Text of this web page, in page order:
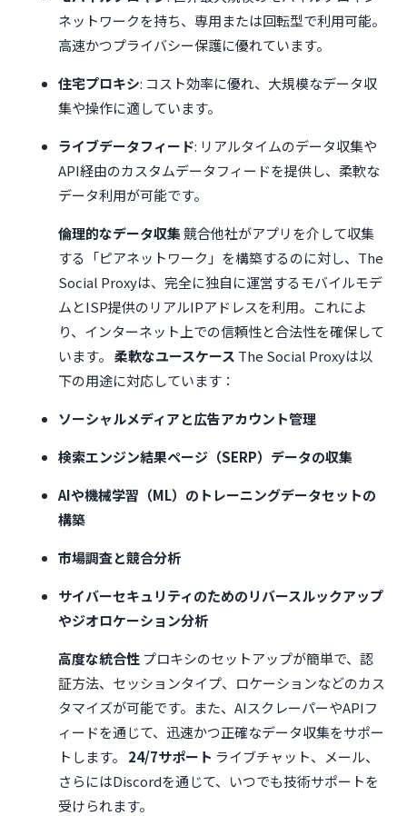
ネットワークを持ち、専用または回転型で利用可能。
高速かつプライバシー保護に優れています。
住宅プロキシ: コスト効率に優れ、大規模なデータ収
集や操作に適しています。
ライブデータフィード: リアルタイムのデータ収集や
API経由のカスタムデータフィードを提供し、柔軟な
データ利用が可能です。
倫理的なデータ収集競合他社がアプリを介して収集
する「ピアネットワーク」を構築するのに対し、The
Social Proxyは、完全に独自に運営するモバイルモデ
ムとISP提供のリアルIPアドレスを利用。これによ
り、インターネット上での信頼性と合法性を確保して
います。 柔軟なユースケース The Social Proxyは以
下の用途に対応しています：
ソーシャルメディアと広告アカウント管理
検索エンジン結果ページ（SERP）データの収集
AIや機械学習（ML）のトレーニングデータセットの
構築
市場調査と競合分析
サイバーセキュリティのためのリバースルックアップ
やジオロケーション分析
高度な統合性プロキシのセットアップが簡単で、認
証方法、セッションタイプ、ロケーションなどのカス
タマイズが可能です。また、AIスクレーパーやAPIフ
ィードを通じて、迅速かつ正確なデータ収集をサポー
トします。 24/7サポート ライブチャット、メール、
さらにはDiscordを通じて、いつでも技術サポートを
受けられます。